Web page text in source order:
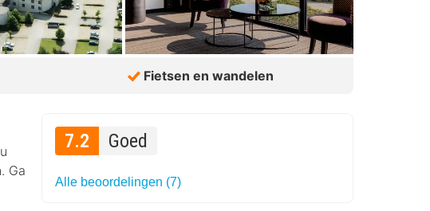
Fietsen en wandelen
Ga
7.2 Goed
Alle beoordelingen (7)